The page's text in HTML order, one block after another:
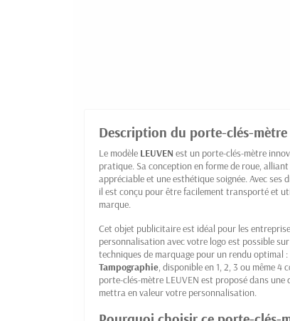
Description du porte-clés-
Le modèle LEUVEN est un porte-clés-mètre
pratique. Sa conception en forme de roue, alliant
appréciable et une esthétique soignée. Avec ses
il est conçu pour être facilement transporté et
marque.
Cet objet publicitaire est idéal pour les
personnalisation avec votre logo est possible
techniques de marquage pour un rendu optimal :
Tampographie, disponible en 1, 2, 3 ou même
porte-clés-mètre LEUVEN est proposé dans une
mettra en valeur votre personnalisation.